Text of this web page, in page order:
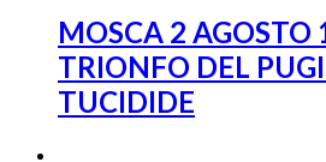
MOSCA 2 AGOSTO
TRIONFO DEL
TUCIDIDE